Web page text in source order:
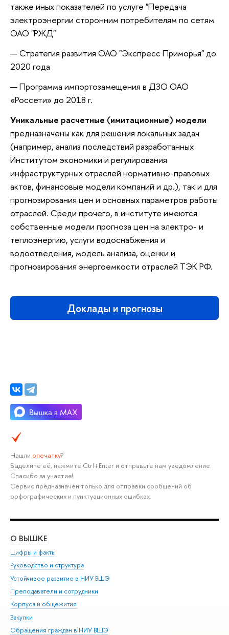
также иных показателей по услуге "Передача
электроэнергии сторонним потребителям по сетям
ОАО "РЖД"
Стратегия развития ОАО "Экспресс Приморья" до
2020 года
Программа импортозамещения в ДЗО ОАО
«Россети» до 2018 г.
Уникальные расчетные (имитационные) модели
предназначены как для решения локальных задач
(например, анализ последствий разработанных
Институтом экономики и регулирования
инфраструктурных отраслей нормативно-правовых
актов, финансовые модели компаний и др.), так и для
прогнозирования цен и основных параметров работы
отраслей. Среди прочего, в институте имеются
собственные модели прогноза цен на электро- и
теплоэнергию, услуги водоснабжения и
водоотведения, модель анализа, оценки и
прогнозирования энергоемкости отраслей ТЭК РФ.
Доклады и прогнозы
Нашли опечатку?
Выделите её, нажмите Ctrl+Enter и отправьте нам уведомление.
Спасибо за участие!
Сервис предназначен только для отправки сообщений об
орфографических и пунктуационных ошибках.
О ВЫШКЕ
Цифры и факты
Руководство и структура
Устойчивое развитие в НИУ ВШЭ
Преподаватели и сотрудники
Корпуса и общежития
Закупки
Обращения граждан в НИУ ВШЭ